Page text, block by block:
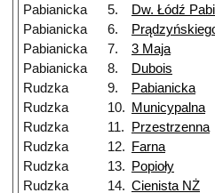
Pabianicka
5.
Dw. Łódź
Pabianicka
6.
Pabianicka
7.
3 Maja
Pabianicka
8.
Dubois
Rudzka
9.
Pabianicka
Rudzka
10.
Municypalna
Rudzka
11.
Przestrzenna
Rudzka
12.
Farna
Rudzka
13.
Popioły
Rudzka
14. Cienista NŻ